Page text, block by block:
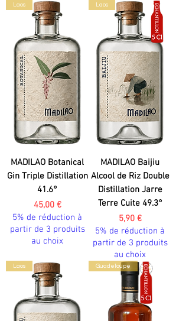
Laos
MADILAO Botanical
Gin Triple Distillation
41.6°
Prix
45,00 €
5% de réduction à
partir de 3 produits
au choix
Laos
MADILAO Baijiu
Alcool de Riz Double
Distillation Jarre
Terre Cuite 49.3°
Prix
5,90 €
5% de réduction à
partir de 3 produits
au choix
Laos Guadeloupe